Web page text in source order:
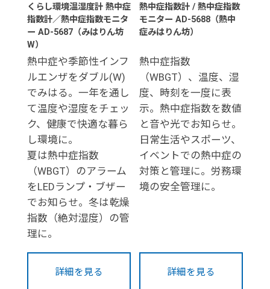
くらし環境温湿度計 熱中症
指数計／熱中症指数モニタ
ー AD-5687（みはりん坊
W）
熱中症や季節性インフ
ルエンザをダブル(W)
でみはる。一年を通し
て温度や湿度をチェッ
ク、健康で快適な暮ら
し環境に。
夏は熱中症指数
（WBGT）のアラーム
をLEDランプ・ブザー
でお知らせ。冬は乾燥
指数（絶対湿度）の管
理に。
詳細を見る
熱中症指数計 / 熱中症指数
モニター AD-5688（熱中
症みはりん坊）
熱中症指数
（WBGT）、温度、湿
度、時刻を一度に表
示。熱中症指数を数値
と音や光でお知らせ。
日常生活やスポーツ、
イベントでの熱中症の
対策と管理に。労務環
境の安全管理に。
詳細を見る